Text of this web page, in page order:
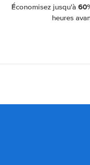
Économisez jusqu'à
heures